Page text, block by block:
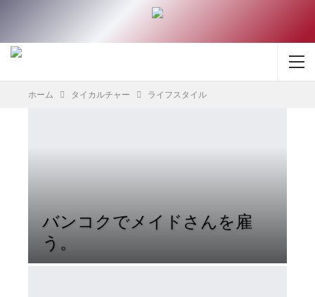
ホーム タイカルチャー ライフスタイル
バンコクでメイドさんを雇
う。